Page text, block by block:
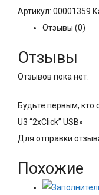
Артикул: 00001359
Отзывы (0)
Отзывы
Отзывов пока нет.
Будьте первым, кто
U3 “2xClick” USB»
Для отправки
Похожие